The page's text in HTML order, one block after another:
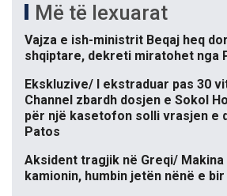
Më të lexuarat
Vajza e ish-ministrit Beqaj heq
shqiptare, dekreti miratohet nga
Ekskluzive/ I ekstraduar pas 30
Channel zbardh dosjen e Sokol
për një kasetofon solli vrasjen e
Patos
Aksident tragjik në Greqi/
kamionin, humbin jetën nënë e